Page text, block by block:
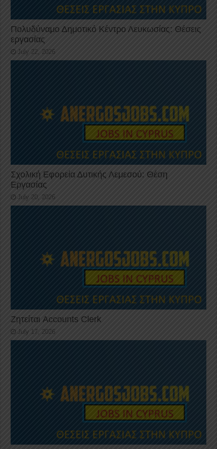
Πολυδύναμο Δημοτικό Κέντρο Λευκωσίας: Θέσεις
εργασίας
July 22, 2026
Σχολική Εφορεία Δυτικής Λεμεσού: Θέση
Εργασίας
July 20, 2026
Ζητείται Accounts Clerk
July 17, 2026